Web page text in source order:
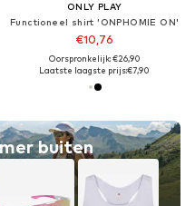
buiten
ONLY PLAY
Functioneel shirt 'ONPHOMIE ON'
€10,76
Oorspronkelijk: €26,90
Laatste laagste prijs:€7,90